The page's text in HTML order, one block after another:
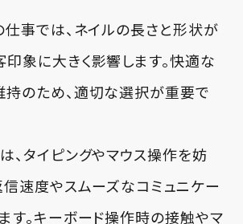
仕事では、ネイルの長さと形状が
象に大きく影響します。快適な
のため、適切な選択が重要で
、タイピングやマウス操作を妨
信速度やスムーズなコミュニケー
す。キーボード操作時の接触やマ